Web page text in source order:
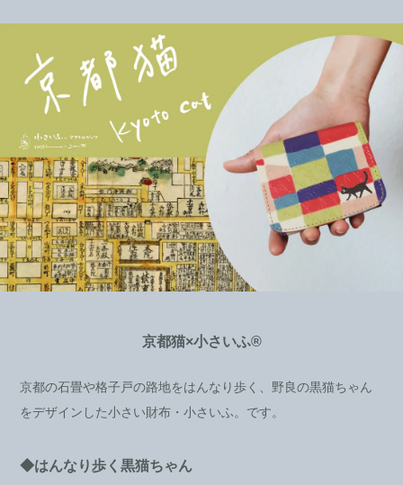
京都猫×小さいふ®
京都の石畳や格子戸の路地をはんなり歩く、野良の黒猫ちゃん
をデザインした小さい財布・小さいふ。です。
◆はんなり歩く黒猫ちゃん